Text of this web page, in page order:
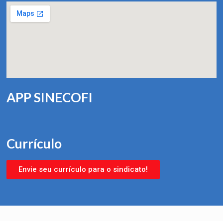
APP SINECOFI
Currículo
Envie seu currículo para o sindicato!